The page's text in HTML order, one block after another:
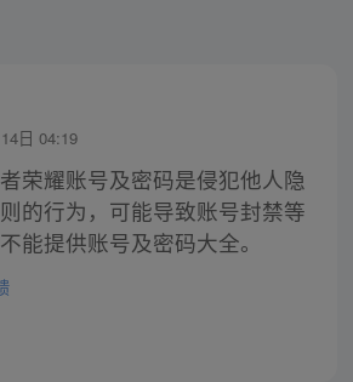
日 04:19
荣耀账号及密码是侵犯他人隐
的行为，可能导致账号封禁等
能提供账号及密码大全。